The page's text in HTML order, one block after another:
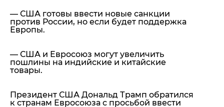
— США готовы ввести новые санкции
против России, но если будет поддержка
Европы.
— США и Евросоюз могут увеличить
пошлины на индийские и китайские
товары.
Президент США Дональд Трамп обратился
к странам Евросоюза с просьбой ввести